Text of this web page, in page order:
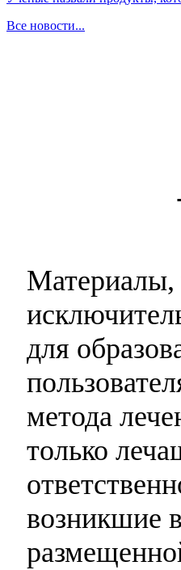
Все новости...
Материалы,
для
метода
только
возникшие